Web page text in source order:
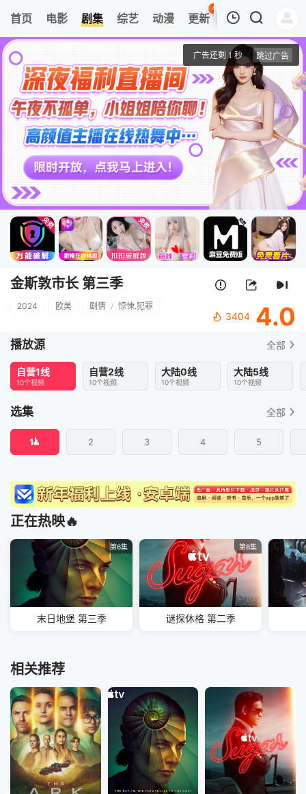
首页 电影 剧集 综艺 动漫 更新
45
热榜 APP
1
金斯敦市长 第三季
清空
金斯敦市长 第三季
2024 欧美 剧情 / 惊悚.犯罪
3404 4.0
播放源 全部
自营1线
10个视频
自营2线
10个视频
大陆0线
10个视频
大陆5线
10个视频
选集 全部
1 2 3 4 5
正在热映🔥
第6集
末日地堡 第三季
第8集
谜探休格 第二季
相关推荐